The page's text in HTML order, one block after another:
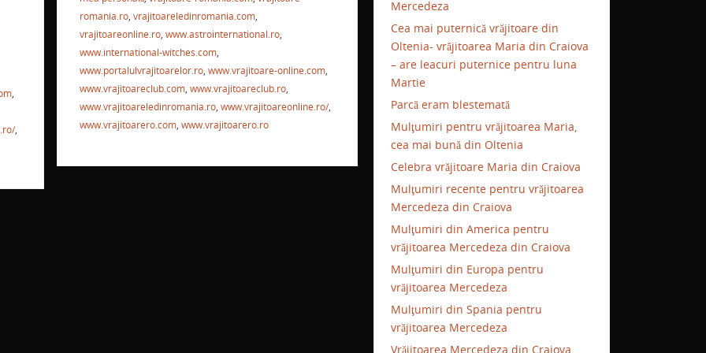
b
o
o
k
st A
p
romania.ro, vrajitoareledinromania.com,
vrajitoareonline.ro, www.astrointernational.ro,
www.international-witches.com,
www.portalulvrajitoarelor.ro, www.vrajitoare-online.com,
www.vrajitoareclub.com, www.vrajitoareclub.ro,
www.vrajitoareledinromania.ro, www.vrajitoareonline.ro/,
www.vrajitoarero.com, www.vrajitoarero.ro
Mercedeza
Cea mai puternică vrăjitoare din
Oltenia- vrăjitoarea Maria din Craiova
– are leacuri puternice pentru luna
Martie
Parcă eram blestemată
Mulţumiri pentru vrăjitoarea Maria,
cea mai bună din Oltenia
Celebra vrăjitoare Maria din Craiova
Mulţumiri recente pentru vrăjitoarea
Mercedeza din Craiova
Mulţumiri din America pentru
vrăjitoarea Mercedeza din Craiova
Mulţumiri din Europa pentru
vrăjitoarea Mercedeza
Mulţumiri din Spania pentru
vrăjitoarea Mercedeza
Vrăjitoarea Mercedeza din Craiova